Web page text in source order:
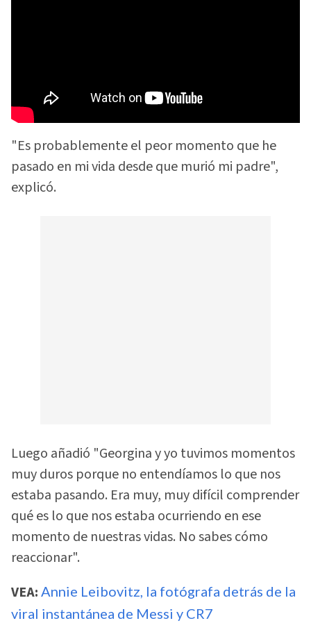
"Es probablemente el peor momento que he
pasado en mi vida desde que murió mi padre",
explicó.
Luego añadió "Georgina y yo tuvimos momentos
muy duros porque no entendíamos lo que nos
estaba pasando. Era muy, muy difícil comprender
qué es lo que nos estaba ocurriendo en ese
momento de nuestras vidas. No sabes cómo
reaccionar".
VEA: Annie Leibovitz, la fotógrafa detrás de la
viral instantánea de Messi y CR7